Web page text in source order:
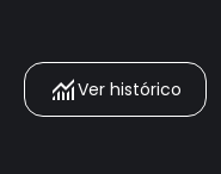
Ver histórico